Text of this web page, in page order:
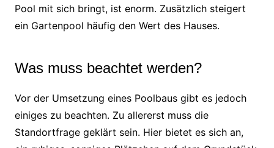
Pool mit sich bringt, ist enorm. Zusätzlich steigert
ein Gartenpool häufig den Wert des Hauses.
Was muss beachtet werden?
Vor der Umsetzung eines Poolbaus gibt es jedoch
einiges zu beachten. Zu allererst muss die
Standortfrage geklärt sein. Hier bietet es sich an,